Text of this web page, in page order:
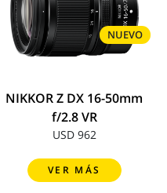
NUEVO
NIKKOR Z DX 16-50mm
f/2.8 VR
USD 962
VER MÁS